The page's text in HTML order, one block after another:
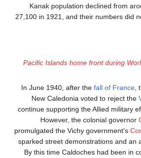
Kanak population declined from
27,100 in 1921, and their numbers did
Pacific Islands home front during
In June 1940, after thefall of France
New Caledonia voted to reject
continue supporting the Allied military
However, the colonial
promulgated the Vichy government's
sparked street demonstrations and an
By this time Caldoches had been in